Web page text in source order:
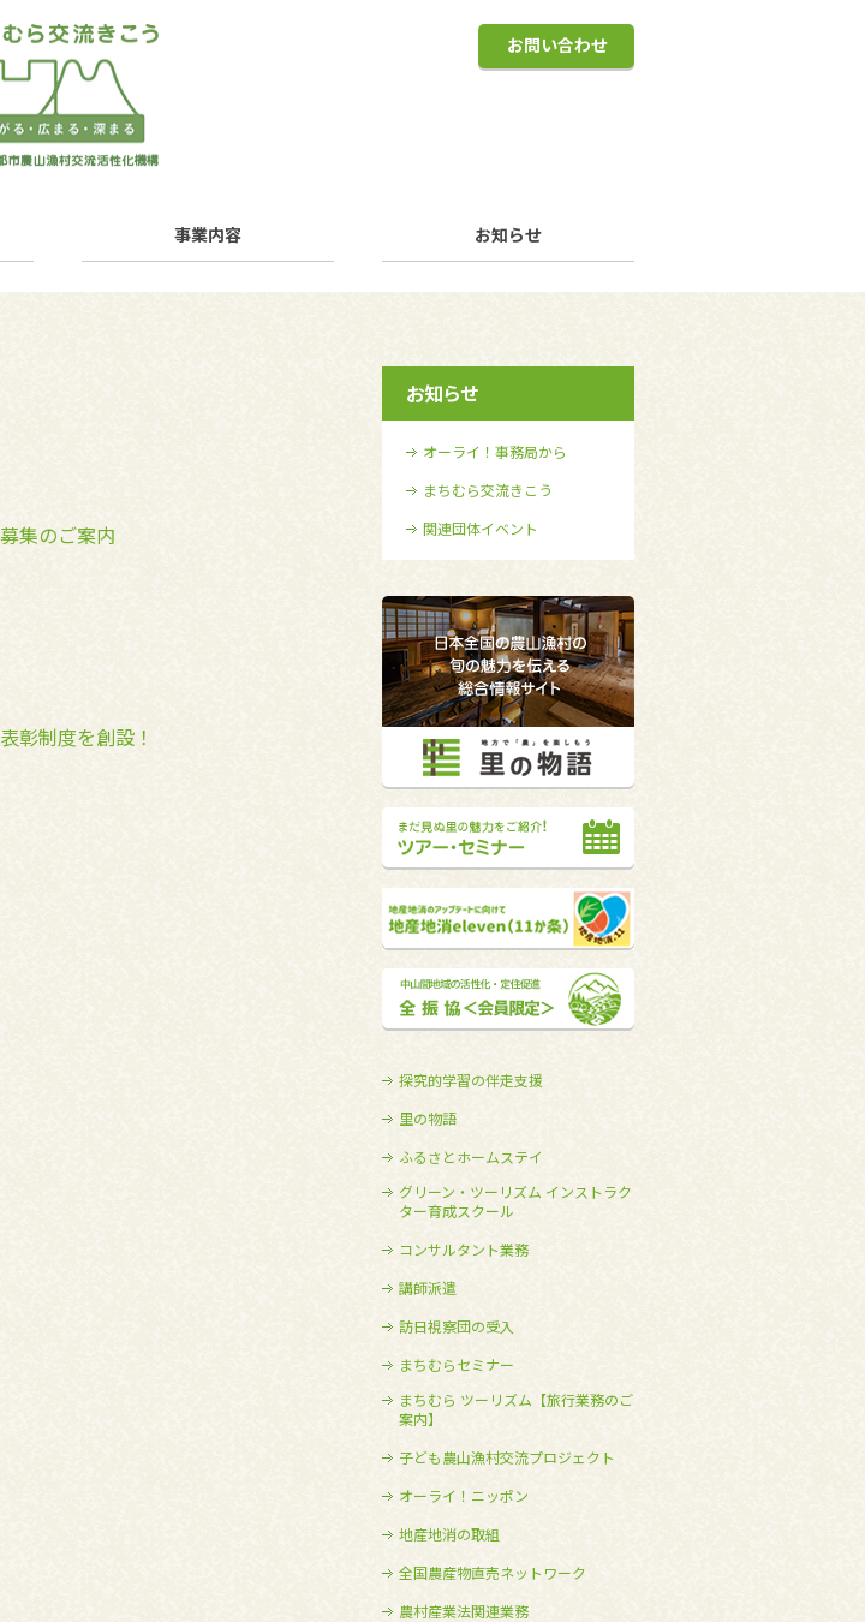
事業内容 お知らせ
お問い合わせ
集のご案内
彰制度を創設！
お知らせ
オーライ！事務局から
まちむら交流きこう
関連団体イベント
探究的学習の伴走支援
里の物語
ふるさとホームステイ
グリーン・ツーリズム インストラク
ター育成スクール
コンサルタント業務
講師派遣
訪日視察団の受入
まちむらセミナー
まちむら ツーリズム【旅行業務のご
案内】
子ども農山漁村交流プロジェクト
オーライ！ニッポン
地産地消の取組
全国農産物直売ネットワーク
農村産業法関連業務